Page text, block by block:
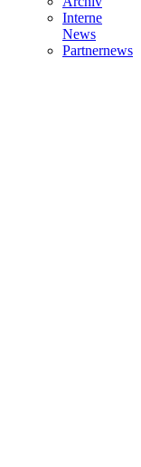
Interne
News
Partnernews